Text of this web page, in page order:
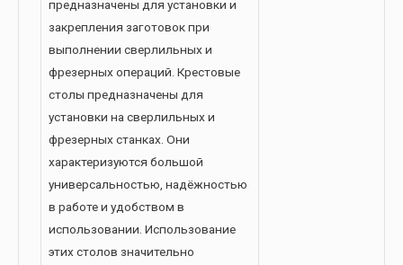
предназначены для установки и
закрепления заготовок при
выполнении сверлильных и
фрезерных операций. Крестовые
столы предназначены для
установки на сверлильных и
фрезерных станках. Они
характеризуются большой
универсальностью, надёжностью
в работе и удобством в
использовании. Использование
этих столов значительно